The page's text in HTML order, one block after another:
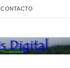
CONTACTO